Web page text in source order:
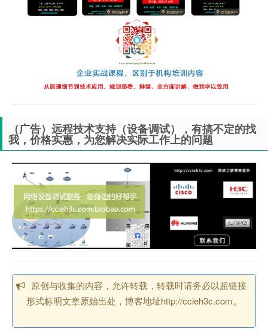
（广告）远程技术支持（设备调试），有搞不定的找
我，价格实惠，为您解决实际工作上的问题
原创与收集的内容，允许转载，转载时请务必以超链接
形式标明文章原始出处，博客地址http://ccieh3c.com。